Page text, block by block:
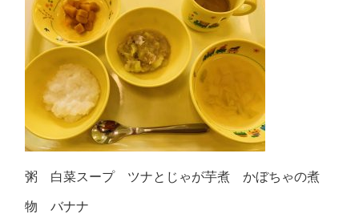
粥 白菜スープ ツナとじゃが芋煮 かぼちゃの煮
物 バナナ